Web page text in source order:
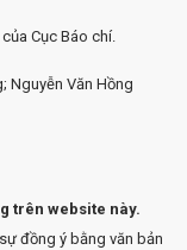
Cục Báo chí.
Nguyễn Văn Hồng
trên website này.
đồng ý bằng văn bản